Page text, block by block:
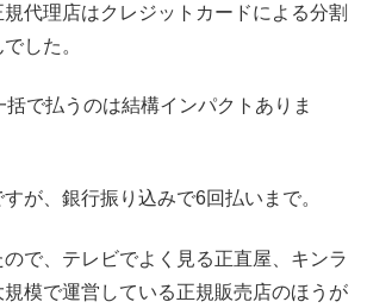
代理店はクレジットカードによる分割
した。
で払うのは結構インパクトありま
が、銀行振り込みで6回払いまで。
で、テレビでよく見る正直屋、キンラ
模で運営している正規販売店のほうが